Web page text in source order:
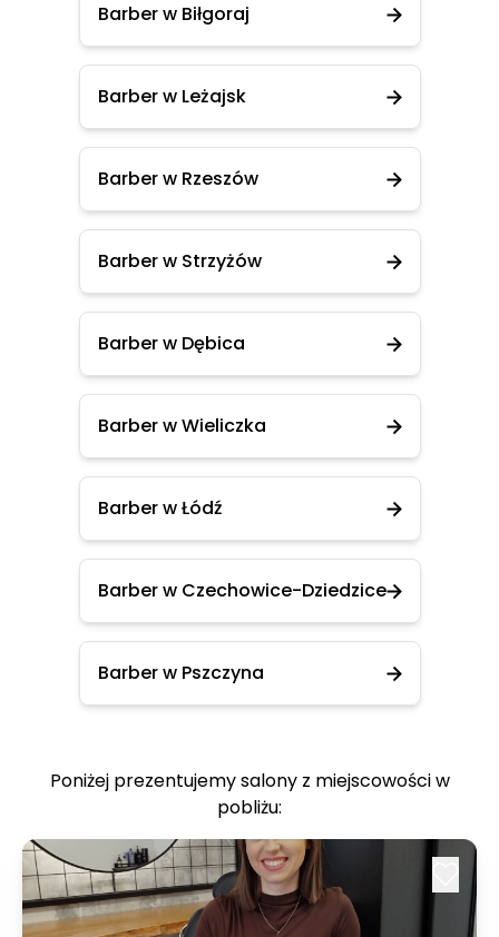
Barber w Biłgoraj
Barber w Leżajsk
Barber w Rzeszów
Barber w Strzyżów
Barber w Dębica
Barber w Wieliczka
Barber w Łódź
Barber w Czechowice-Dziedzice
Barber w Pszczyna
Poniżej prezentujemy salony z miejscowości w
pobliżu: